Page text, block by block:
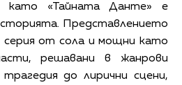
като «Тайната Данте» е
Представлението
серия от сола и мощни като
решавани в жанрови
до лирични сцени,